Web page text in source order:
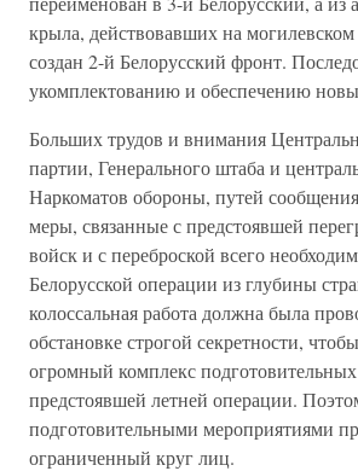
крыла, действовавших на
создан 2-й Белорусский фронт.
укомплектованию и обеспечению
Больших трудов и внимания
партии, Генерального штаба и
Наркоматов обороны, путей
меры, связанные с предстоявшей
войск и с переброской всего
Белорусской операции из глубины
колоссальная работа должна была
обстановке строгой секретности,
огромный комплекс
предстоявшей летней операции.
подготовительными мероприятиями
ограниченный круг лиц.